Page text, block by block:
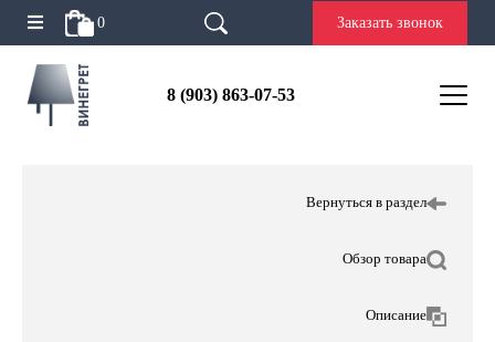
0 Заказать звонок
8 (903) 863-07-53
Вернуться в раздел
Обзор товара
Описание